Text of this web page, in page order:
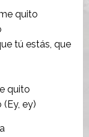
quito
tú estás, que
quito
ey)